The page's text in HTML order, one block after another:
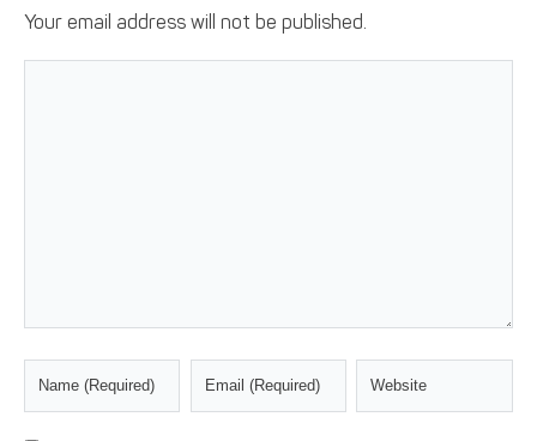
Your email address will not be published.